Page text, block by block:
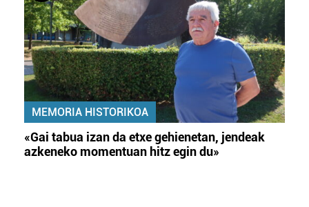
MEMORIA HISTORIKOA
«Gai tabua izan da etxe gehienetan, jendeak
azkeneko momentuan hitz egin du»